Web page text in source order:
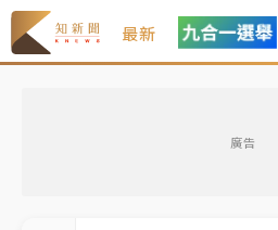
最新
廣告